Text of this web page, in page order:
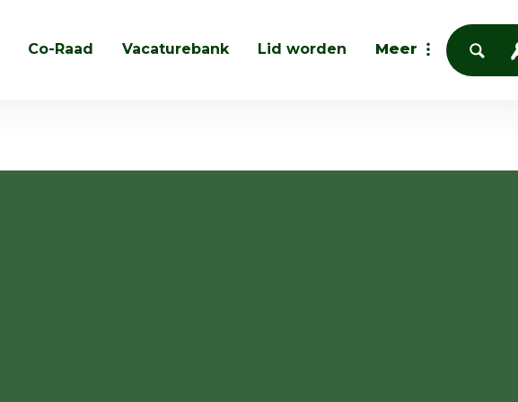
Co-Raad Vacaturebank Lid worden Meer
Zoeken